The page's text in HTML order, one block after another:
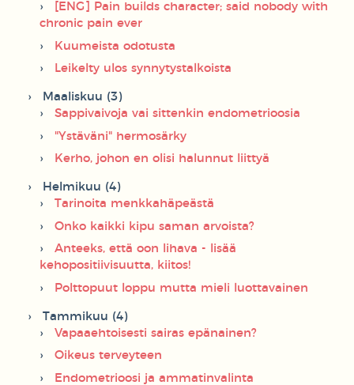
[ENG] Pain builds character; said nobody with
chronic pain ever
Kuumeista odotusta
Leikelty ulos synnytystalkoista
Maaliskuu (3)
Sappivaivoja vai sittenkin endometrioosia
"Ystäväni" hermosärky
Kerho, johon en olisi halunnut liittyä
Helmikuu (4)
Tarinoita menkkahäpeästä
Onko kaikki kipu saman arvoista?
Anteeks, että oon lihava - lisää
kehopositiivisuutta, kiitos!
Polttopuut loppu mutta mieli luottavainen
Tammikuu (4)
Vapaaehtoisesti sairas epänainen?
Oikeus terveyteen
Endometrioosi ja ammatinvalinta